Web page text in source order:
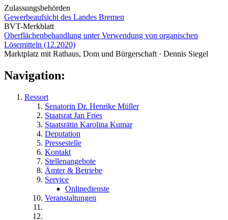
Zulassungsbehörden
Gewerbeaufsicht des Landes Bremen
BVT-Merkblatt
Oberflächenbehandlung unter Verwendung von organischen
Lösemitteln (12.2020)
Marktplatz mit Rathaus, Dom und Bürgerschaft · Dennis Siegel
Navigation:
Ressort
Senatorin Dr. Henrike Müller
Staatsrat Jan Fries
Staatsrätin Karolina Kumar
Deputation
Pressestelle
Kontakt
Stellenangebote
Ämter & Betriebe
Service
Onlinedienste
Veranstaltungen